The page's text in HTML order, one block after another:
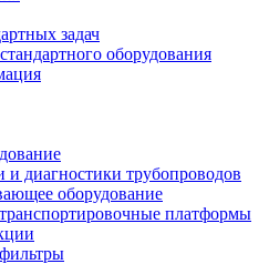
задач
оборудования
диагностики трубопроводов
оборудование
платформы